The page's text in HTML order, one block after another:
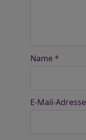
Name *
E-Mail-Adresse